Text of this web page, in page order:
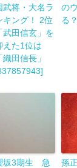
武将・大名ラ
キング！ 2位
「武田信玄」を
えた1位は
「織田信長」
の
る？
坂3期生 急
孫